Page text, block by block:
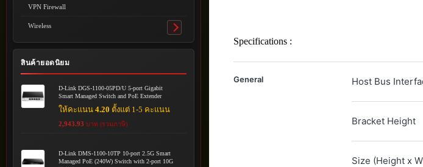
Specifications :
General Host Bus
Bracket Height
Size (Height x
VPN Firewall
Wireless
Toggle
submenu
สินค้ายอดนิยม
D-Link DGS-1100-05PD/U 5-port Gigabit
Smart Managed Switch and PoE Extender
ให้คะแนน4.20 ตั้งแต่ 1-5 คะแนน
2,943.93 บาท (รวมภาษี)
D-Link DMS-1100-10TP 10-port 2.5G Smart
Managed PoE (240W) Switch with 2-port 10G